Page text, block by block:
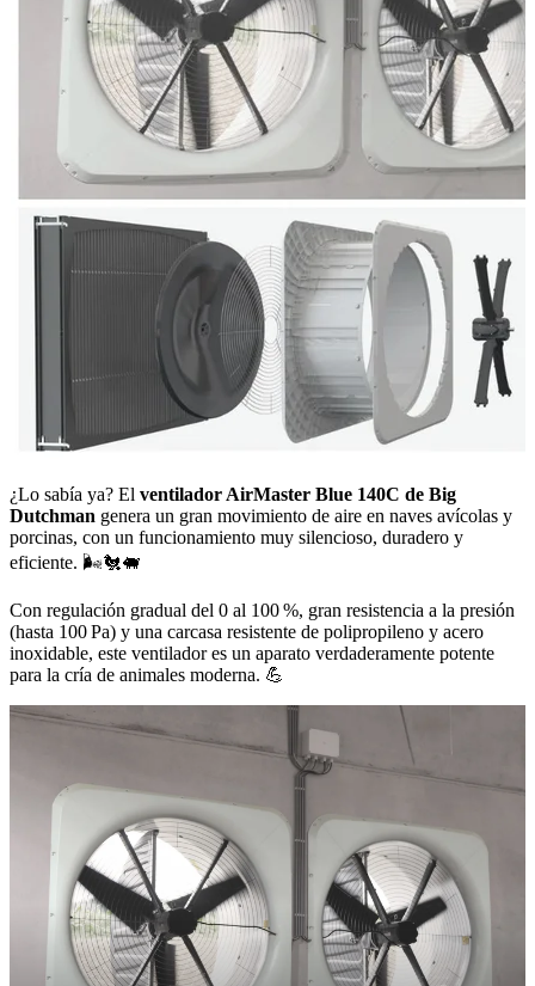
¿Lo sabía ya? El ventilador AirMaster Blue 140C de Big
Dutchman genera un gran movimiento de aire en naves avícolas y
porcinas, con un funcionamiento muy silencioso, duradero y
eficiente. 🌬️🐔🐖
Con regulación gradual del 0 al 100 %, gran resistencia a la presión
(hasta 100 Pa) y una carcasa resistente de polipropileno y acero
inoxidable, este ventilador es un aparato verdaderamente potente
para la cría de animales moderna. 💪